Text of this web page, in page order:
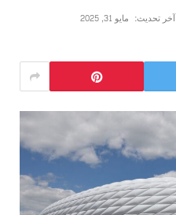
آخر تحديث: مايو 31, 2025